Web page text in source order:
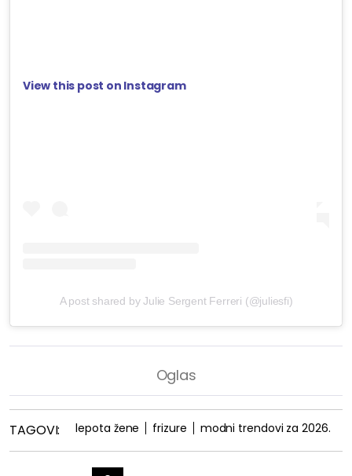
View this post on Instagram
A post shared by Julie Sergent Ferreri (@juliesfi)
TAGOVI: lepota žene frizure modni trendovi za 2026.